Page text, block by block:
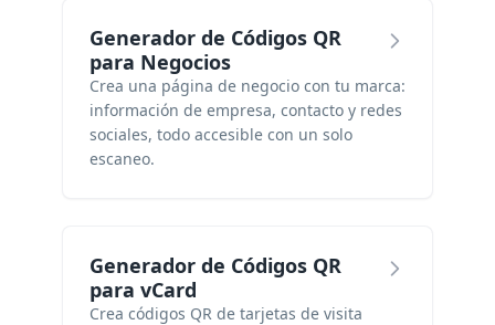
Generador de Códigos QR
para Negocios
Crea una página de negocio con tu marca:
información de empresa, contacto y redes
sociales, todo accesible con un solo
escaneo.
Generador de Códigos QR
para vCard
Crea códigos QR de tarjetas de visita